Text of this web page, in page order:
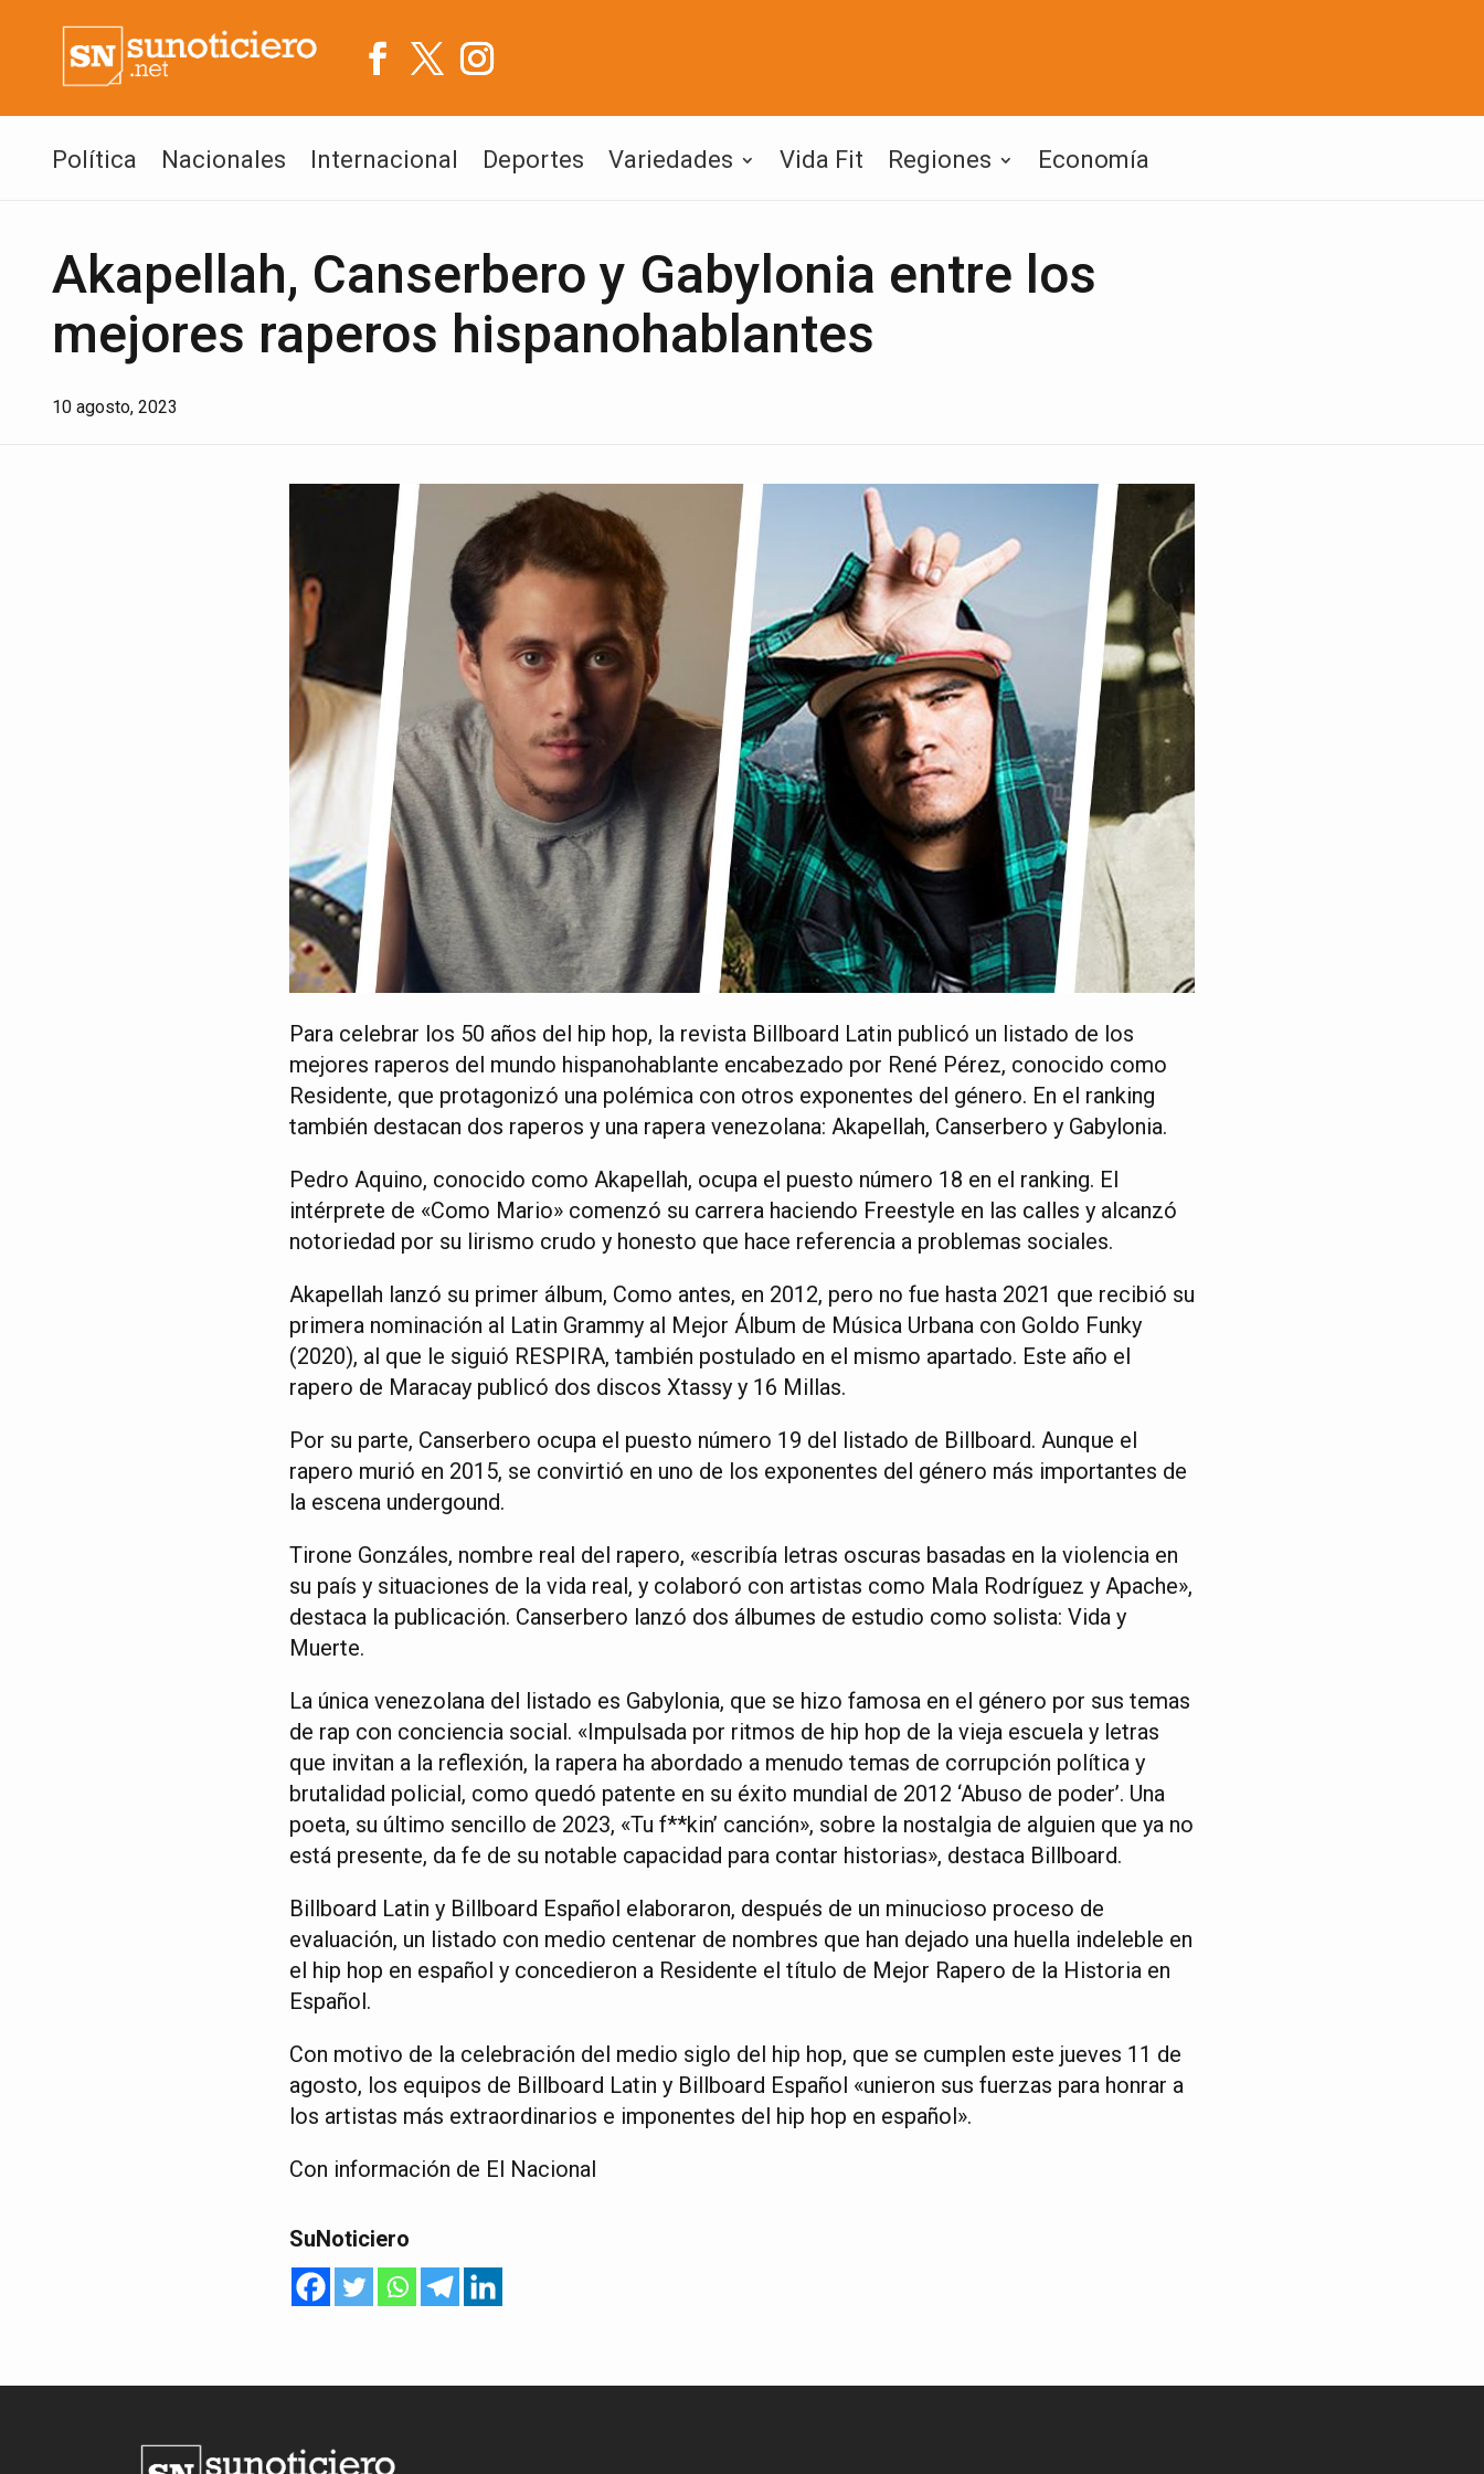
Política Nacionales Internacional Deportes Variedades Vida Fit Regiones Economía
Akapellah, Canserbero y Gabylonia entre los
mejores raperos hispanohablantes
10 agosto, 2023
Para celebrar los 50 años del hip hop, la revista Billboard Latin publicó un listado de los
mejores raperos del mundo hispanohablante encabezado por René Pérez, conocido como
Residente, que protagonizó una polémica con otros exponentes del género. En el ranking
también destacan dos raperos y una rapera venezolana: Akapellah, Canserbero y Gabylonia.
Pedro Aquino, conocido como Akapellah, ocupa el puesto número 18 en el ranking. El
intérprete de «Como Mario» comenzó su carrera haciendo Freestyle en las calles y alcanzó
notoriedad por su lirismo crudo y honesto que hace referencia a problemas sociales.
Akapellah lanzó su primer álbum, Como antes, en 2012, pero no fue hasta 2021 que recibió su
primera nominación al Latin Grammy al Mejor Álbum de Música Urbana con Goldo Funky
(2020), al que le siguió RESPIRA, también postulado en el mismo apartado. Este año el
rapero de Maracay publicó dos discos Xtassy y 16 Millas.
Por su parte, Canserbero ocupa el puesto número 19 del listado de Billboard. Aunque el
rapero murió en 2015, se convirtió en uno de los exponentes del género más importantes de
la escena undergound.
Tirone Gonzáles, nombre real del rapero, «escribía letras oscuras basadas en la violencia en
su país y situaciones de la vida real, y colaboró con artistas como Mala Rodríguez y Apache»,
destaca la publicación. Canserbero lanzó dos álbumes de estudio como solista: Vida y
Muerte.
La única venezolana del listado es Gabylonia, que se hizo famosa en el género por sus temas
de rap con conciencia social. «Impulsada por ritmos de hip hop de la vieja escuela y letras
que invitan a la reflexión, la rapera ha abordado a menudo temas de corrupción política y
brutalidad policial, como quedó patente en su éxito mundial de 2012 ‘Abuso de poder’. Una
poeta, su último sencillo de 2023, «Tu f**kin’ canción», sobre la nostalgia de alguien que ya no
está presente, da fe de su notable capacidad para contar historias», destaca Billboard.
Billboard Latin y Billboard Español elaboraron, después de un minucioso proceso de
evaluación, un listado con medio centenar de nombres que han dejado una huella indeleble en
el hip hop en español y concedieron a Residente el título de Mejor Rapero de la Historia en
Español.
Con motivo de la celebración del medio siglo del hip hop, que se cumplen este jueves 11 de
agosto, los equipos de Billboard Latin y Billboard Español «unieron sus fuerzas para honrar a
los artistas más extraordinarios e imponentes del hip hop en español».
Con información de El Nacional
SuNoticiero